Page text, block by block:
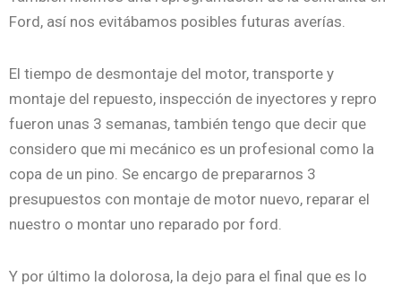
Ford, así nos evitábamos posibles futuras averías.
El tiempo de desmontaje del motor, transporte y
montaje del repuesto, inspección de inyectores y repro
fueron unas 3 semanas, también tengo que decir que
considero que mi mecánico es un profesional como la
copa de un pino. Se encargo de prepararnos 3
presupuestos con montaje de motor nuevo, reparar el
nuestro o montar uno reparado por ford.
Y por último la dolorosa, la dejo para el final que es lo